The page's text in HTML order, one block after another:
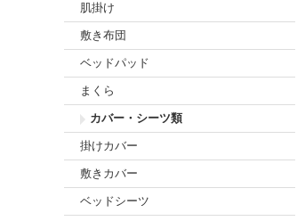
肌掛け
敷き布団
ベッドパッド
まくら
カバー・シーツ類
掛けカバー
敷きカバー
ベッドシーツ